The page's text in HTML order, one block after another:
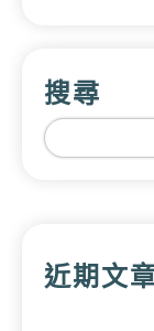
搜尋
近期文